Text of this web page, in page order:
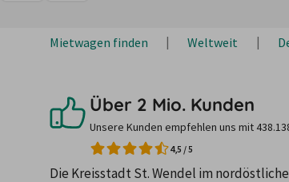
Mietwagen finden Weltweit
Über 2 Mio. Kunden
Unsere Kunden empfehlen uns mit
4,5 /5
Die Kreisstadt St. Wendel im